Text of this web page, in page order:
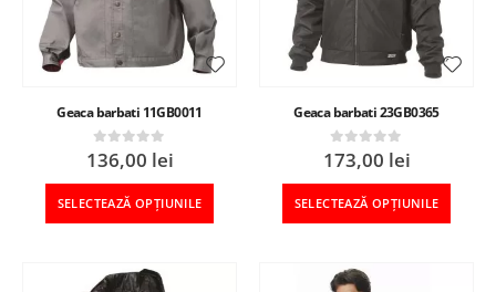
Geaca barbati 11GB0011
0out of 5
136,00 lei
SELECTEAZĂ OPȚIUNILE
Geaca barbati 23GB0365
0out of 5
173,00 lei
SELECTEAZĂ OPȚIUNILE